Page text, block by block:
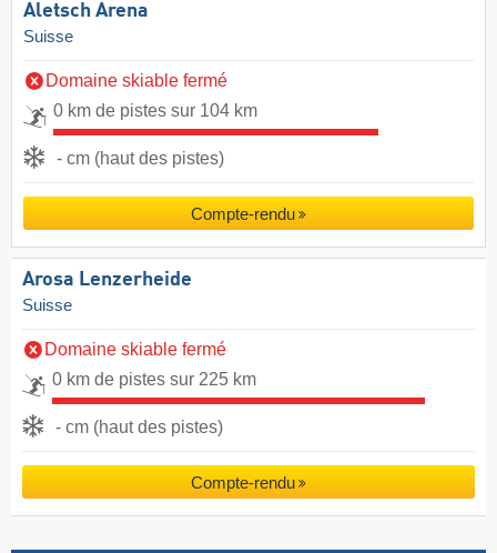
Aletsch Arena
Suisse
Domaine skiable fermé
0 km de pistes sur 104 km
- cm (haut des pistes)
Compte-rendu
Arosa Lenzerheide
Suisse
Domaine skiable fermé
0 km de pistes sur 225 km
- cm (haut des pistes)
Compte-rendu